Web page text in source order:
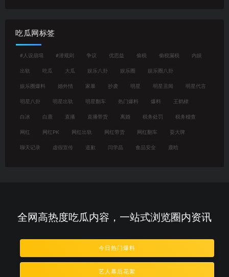
吃瓜网标签
#人设崩塌 #潜规则 争议 优思益 偷税 偷税漏税 内娱
出轨 吃瓜 大瓜 娱乐八卦 娱乐圈 娱乐圈八卦
娱乐圈爆料 婚外情 家暴 抄袭 明星 明星丑闻 明星代言
明星八卦 明星出轨 明星翻车 热门爆料 爆料 王鹤棣
白冰 白鹿 直播 直播带货 离婚 税务处罚 税务稽查
网红 网红PK 网红出轨 网红带货 网红翻车 耍大牌
聊天记录 虚假宣传 道歉 闫学晶 食品安全 鹿晗
全网高热度吃瓜内容，一站式浏览圈内资讯
今日热门爆料
艺人幕后花絮